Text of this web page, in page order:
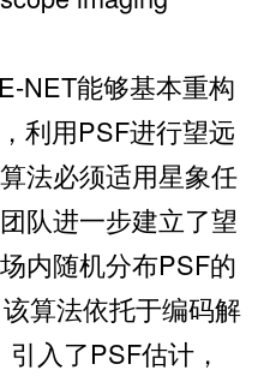
能够基本重构
利用PSF进行望远
法必须适用星象任
队进一步建立了望
内随机分布PSF的
算法依托于编码解
入了PSF估计，